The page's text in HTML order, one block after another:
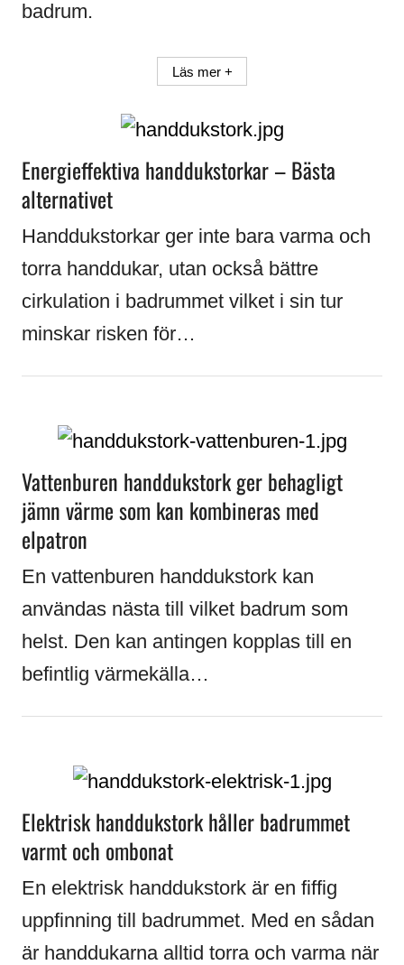
badrum.
Läs mer +
Energieffektiva handdukstorkar – Bästa
alternativet
Handdukstorkar ger inte bara varma och
torra handdukar, utan också bättre
cirkulation i badrummet vilket i sin tur
minskar risken för…
Vattenburen handdukstork ger behagligt
jämn värme som kan kombineras med
elpatron
En vattenburen handdukstork kan
användas nästa till vilket badrum som
helst. Den kan antingen kopplas till en
befintlig värmekälla…
Elektrisk handdukstork håller badrummet
varmt och ombonat
En elektrisk handdukstork är en fiffig
uppfinning till badrummet. Med en sådan
är handdukarna alltid torra och varma när